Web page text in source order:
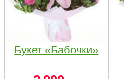
Букет «Бабочки»